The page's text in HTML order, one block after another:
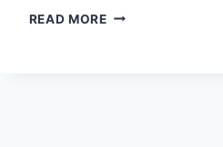
READ MORENHỮNG